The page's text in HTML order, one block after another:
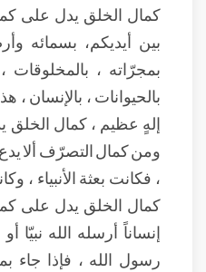
كمال الخلق يدل على
بين أيديكم، بسمائه
بمجرّاته ، بالمخلوقات ،
بالحيوانات ، بالإنسان
إلهٍ عظيم ، كمال
ومن كمال التصرّف ألا
، فكانت بعثة الأنبياء ،
كمال الخلق يدل على
إنساناً أرسله الله نبيّا
رسول الله ، فإذا جاء